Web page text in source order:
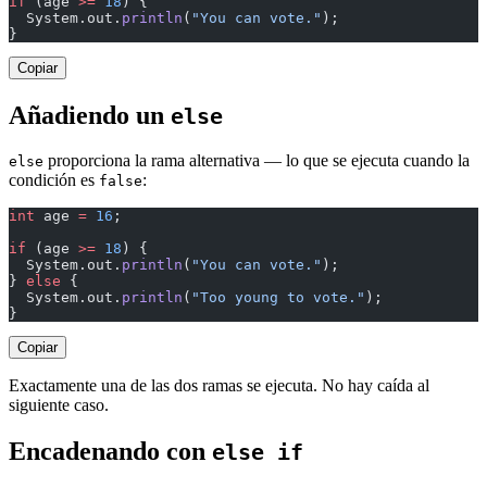
  System.out.
println ( "You can vote." );
}
Copiar
Añadiendo un else
else proporciona la rama alternativa — lo que se ejecuta cuando la
condición es false:
int age = 16 ;
if (age >= 18 ) {
  System.out.
println ( "You can vote." );
} else {
  System.out.
println ( "Too young to vote." );
}
Copiar
Exactamente una de las dos ramas se ejecuta. No hay caída al
siguiente caso.
Encadenando con else if